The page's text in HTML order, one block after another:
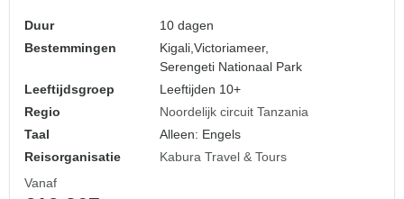
Duur
10 dagen
Bestemmingen
Kigali,Victoriameer,
Serengeti Nationaal Park
Leeftijdsgroep
Leeftijden 10+
Regio
Noordelijk circuit Tanzania
Taal
Alleen: Engels
Reisorganisatie
Kabura Travel & Tours
Vanaf